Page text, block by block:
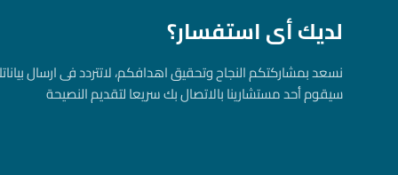
لديك أى استفسار؟
نسعد بمشاركتكم النجاح وتحقيق اهدافكم، لاتتردد فى ارسال
سيقوم أحد مستشارينا بالاتصال بك سريعا لتقديم النصيحة